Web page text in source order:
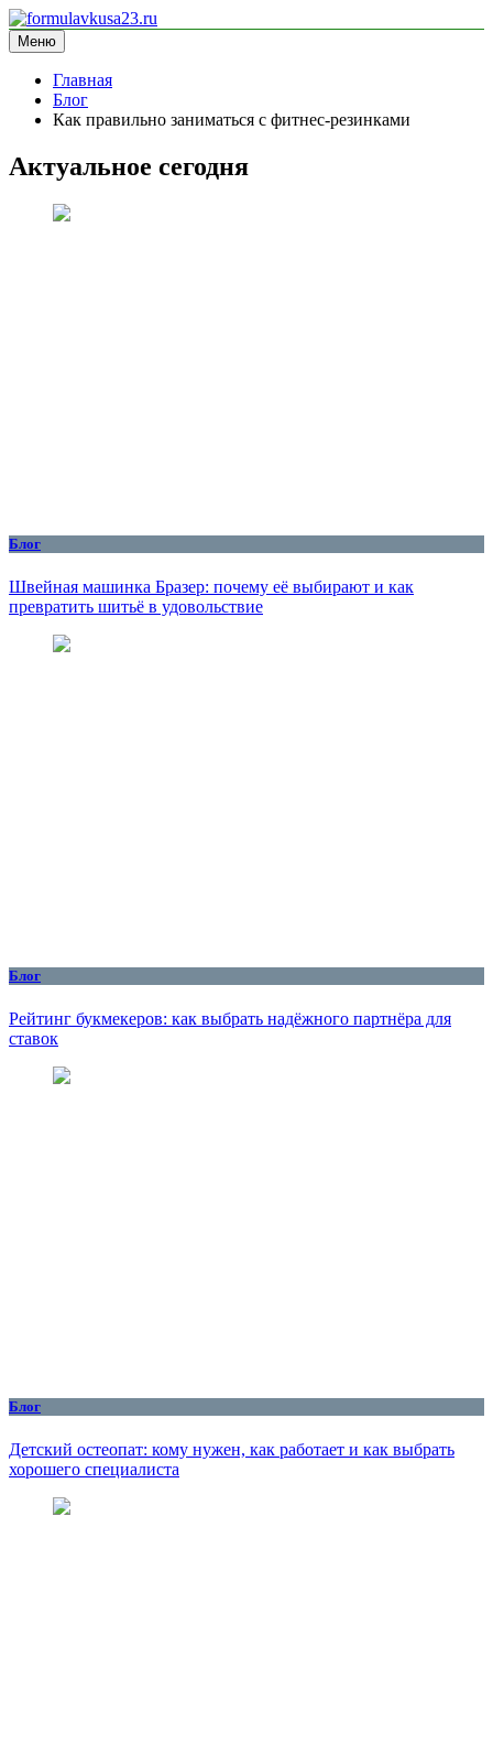
Перейти
к
содержимому
formulavkusa23.ru
блог про спорт
Меню
Главная
Блог
Как правильно заниматься с фитнес-резинками
Актуальное сегодня
Блог
Швейная машинка Бразер: почему её выбирают и как
превратить шитьё в удовольствие
Блог
Рейтинг букмекеров: как выбрать надёжного партнёра для
ставок
Блог
Детский остеопат: кому нужен, как работает и как выбрать
хорошего специалиста